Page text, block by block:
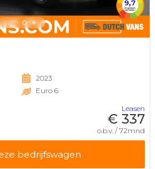
2023
Euro 6
Leasen
€ 337
o.b.v. / 72mnd
bedrijfswagen